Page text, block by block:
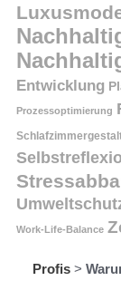
Entwicklung
Prozessoptimierung
Work-Life-Balance
Profis>